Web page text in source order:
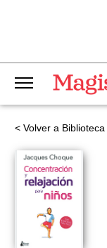
< Volver a Biblioteca